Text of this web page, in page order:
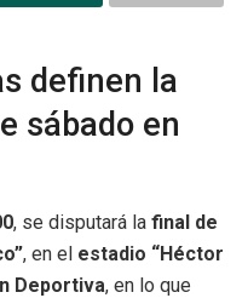
definen la
sábado en
, se disputará la final de
, en el estadio “Héctor
Deportiva, en lo que